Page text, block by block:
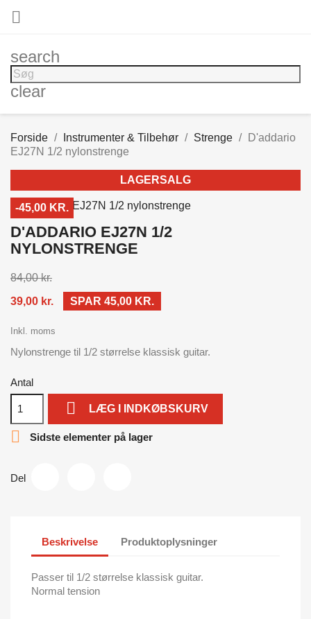

search
clear
Forside Instrumenter & Tilbehør Strenge
D'addario
EJ27N 1/2 nylonstrenge
LAGERSALG
-45,00 KR.
D'ADDARIO EJ27N 1/2
NYLONSTRENGE
84,00 kr.
39,00 kr.
SPAR 45,00 KR.
Inkl. moms
Nylonstrenge til 1/2 størrelse klassisk guitar.
Antal
 LÆG I INDKØBSKURV
 Sidste elementer på lager
Del
Beskrivelse Produktoplysninger
Passer til 1/2 størrelse klassisk guitar.
Normal tension